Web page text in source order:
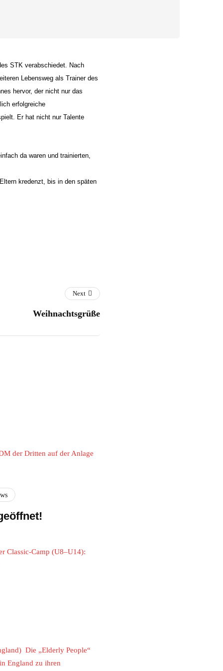
STK verabschiedet. Nach
Lebensweg als Trainer des
hervor, der nicht nur das
erfolgreiche
Er hat nicht nur Talente
da waren und trainierten,
kredenzt, bis in den späten
Next
Weihnachtsgrüße
der Dritten auf der Anlage
Classic-Camp (U8–U14):
Die „Elderly People“
England zu ihren